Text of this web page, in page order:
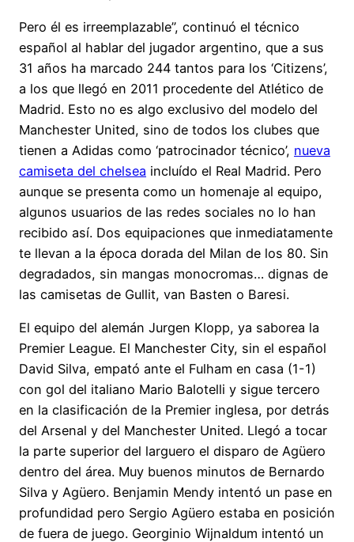
Pero él es irreemplazable”, continuó el técnico
español al hablar del jugador argentino, que a sus
31 años ha marcado 244 tantos para los ‘Citizens’,
a los que llegó en 2011 procedente del Atlético de
Madrid. Esto no es algo exclusivo del modelo del
Manchester United, sino de todos los clubes que
tienen a Adidas como ‘patrocinador técnico’, nueva
camiseta del chelsea incluído el Real Madrid. Pero
aunque se presenta como un homenaje al equipo,
algunos usuarios de las redes sociales no lo han
recibido así. Dos equipaciones que inmediatamente
te llevan a la época dorada del Milan de los 80. Sin
degradados, sin mangas monocromas… dignas de
las camisetas de Gullit, van Basten o Baresi.
El equipo del alemán Jurgen Klopp, ya saborea la
Premier League. El Manchester City, sin el español
David Silva, empató ante el Fulham en casa (1-1)
con gol del italiano Mario Balotelli y sigue tercero
en la clasificación de la Premier inglesa, por detrás
del Arsenal y del Manchester United. Llegó a tocar
la parte superior del larguero el disparo de Agüero
dentro del área. Muy buenos minutos de Bernardo
Silva y Agüero. Benjamin Mendy intentó un pase en
profundidad pero Sergio Agüero estaba en posición
de fuera de juego. Georginio Wijnaldum intentó un